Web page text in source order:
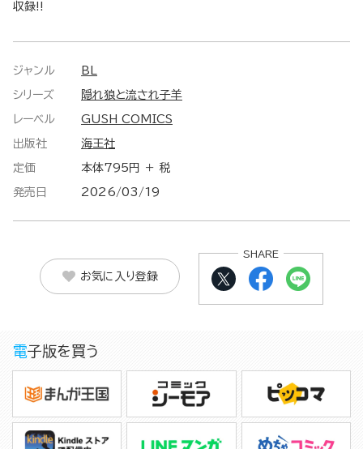
収録!!
ジャンル BL
シリーズ 隠れ狼と流され子羊
レーベル GUSH COMICS
出版社 海王社
定価 本体795円 ＋ 税
発売日 2026/03/19
お気に入り登録
SHARE
電子版を買う